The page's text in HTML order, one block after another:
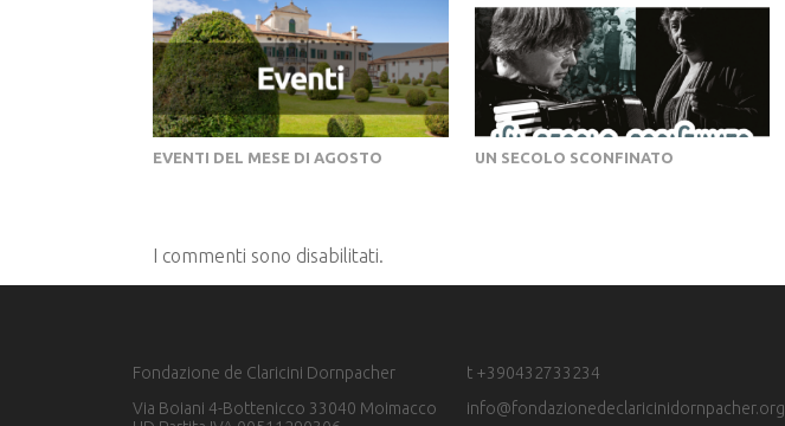
EVENTI DEL MESE DI AGOSTO UN SECOLO SCONFINATO
I commenti sono disabilitati.
Fondazione de Claricini Dornpacher
Via Boiani 4-Bottenicco 33040 Moimacco
t +390432733234
info@fondazionedeclaricinidornpacher.org